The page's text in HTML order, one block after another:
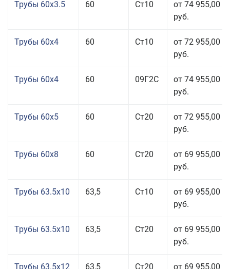
Трубы 60x3.5 60 Ст10
от 74 955,00
руб.
Трубы 60x4 60 Ст10
от 72 955,00
руб.
Трубы 60x4 60 09Г2С
от 74 955,00
руб.
Трубы 60x5 60 Ст20
от 72 955,00
руб.
Трубы 60x8 60 Ст20
от 69 955,00
руб.
Трубы 63.5x10 63,5 Ст10
от 69 955,00
руб.
Трубы 63.5x10 63,5 Ст20
от 69 955,00
руб.
Трубы 63.5x12 63,5 Ст20
от 69 955,00